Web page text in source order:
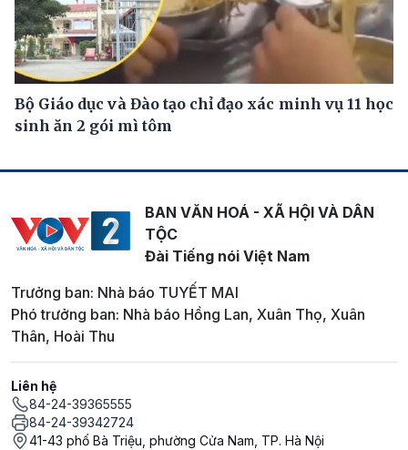
Bộ Giáo dục và Đào tạo chỉ đạo xác minh vụ 11 học
sinh ăn 2 gói mì tôm
BAN VĂN HOÁ - XÃ HỘI VÀ DÂN
TỘC
Đài Tiếng nói Việt Nam
Trưởng ban: Nhà báo TUYẾT MAI
Phó trưởng ban: Nhà báo Hồng Lan, Xuân Thọ, Xuân
Thân, Hoài Thu
Liên hệ
84-24-39365555
84-24-39342724
41-43 phố Bà Triệu, phường Cửa Nam, TP. Hà Nội